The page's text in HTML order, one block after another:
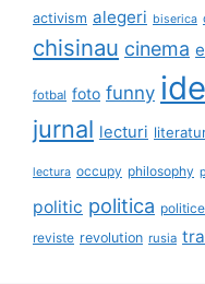
activism alegeri biserica
chisinau cinema
fotbal foto funny
jurnal lecturi
lectura occupy philosophy
politic politica politice
reviste revolution rusia